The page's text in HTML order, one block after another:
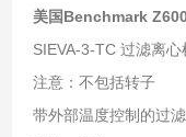
美国Benchmark
SIEVA-3-TC 过滤离
注意：不包括转子
带外部温度控制的过